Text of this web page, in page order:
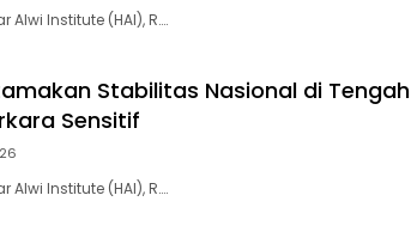
Alwi Institute (HAI), R….
Stabilitas Nasional di Tengah
Sensitif
Alwi Institute (HAI), R….